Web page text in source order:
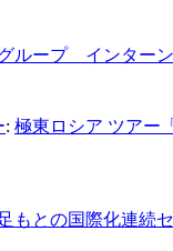
ループ インター
: 極東ロシア ツアー
足もとの国際化連続